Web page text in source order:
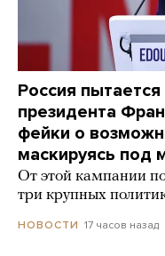
Россия
президента
фейки о
маскируясь под
От этой кампании
три крупных
НОВОСТИ 17 часов назад